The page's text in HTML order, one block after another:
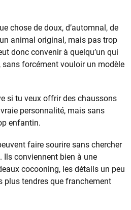
chose de doux, d’automnal, de
animal original, mais pas trop
donc convenir à quelqu’un qui
forcément vouloir un modèle
si tu veux offrir des chaussons
personnalité, mais sans
enfantin.
faire sourire sans chercher
Ils conviennent bien à une
cocooning, les détails un peu
plus tendres que franchement